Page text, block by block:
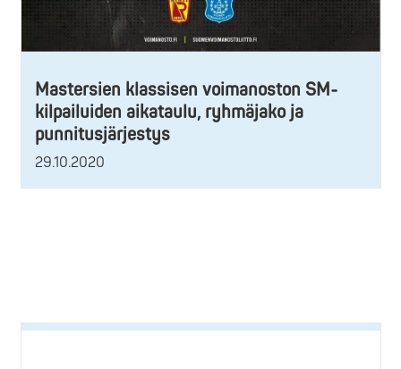
Mastersien klassisen voimanoston SM-
kilpailuiden aikataulu, ryhmäjako ja
punnitusjärjestys
29.10.2020